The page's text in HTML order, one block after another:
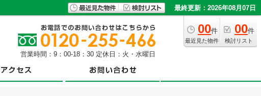
最終更新：2026年08月07日
00件
最近見た物件
00件
検討リスト
営業時間：9：00-18：30 定休日：火・水曜日